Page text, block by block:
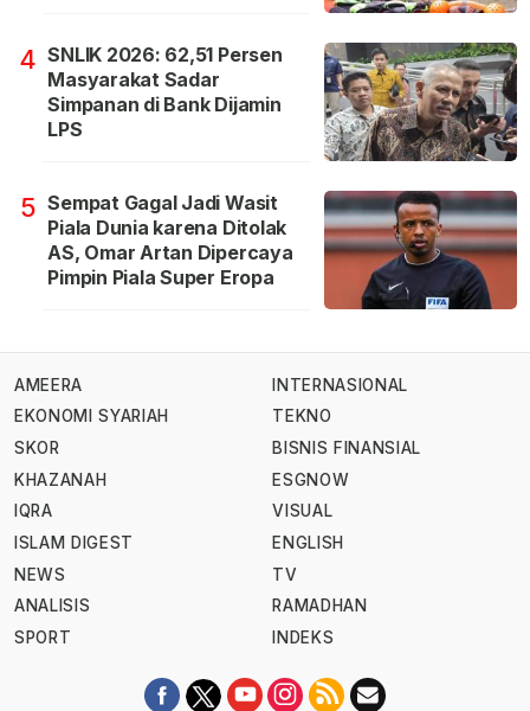
4 SNLIK 2026: 62,51 Persen
Masyarakat Sadar
Simpanan di Bank Dijamin
LPS
5 Sempat Gagal Jadi Wasit
Piala Dunia karena Ditolak
AS, Omar Artan Dipercaya
Pimpin Piala Super Eropa
AMEERA
EKONOMI SYARIAH
SKOR
KHAZANAH
IQRA
ISLAM DIGEST
NEWS
ANALISIS
SPORT
INTERNASIONAL
TEKNO
BISNIS FINANSIAL
ESGNOW
VISUAL
ENGLISH
TV
RAMADHAN
INDEKS